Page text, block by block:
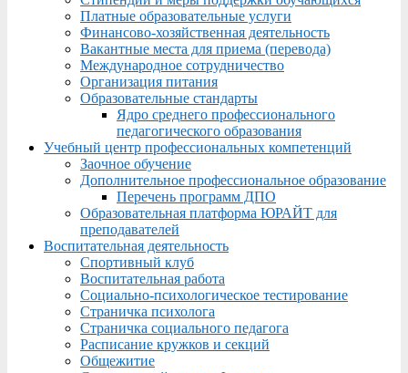
Платные образовательные услуги
Финансово-хозяйственная деятельность
Вакантные места для приема (перевода)
Международное сотрудничество
Организация питания
Образовательные стандарты
Ядро среднего профессионального
педагогического образования
Учебный центр профессиональных компетенций
Заочное обучение
Дополнительное профессиональное образование
Перечень программ ДПО
Образовательная платформа ЮРАЙТ для
преподавателей
Воспитательная деятельность
Спортивный клуб
Воспитательная работа
Социально-психологическое тестирование
Страничка психолога
Страничка социального педагога
Расписание кружков и секций
Общежитие